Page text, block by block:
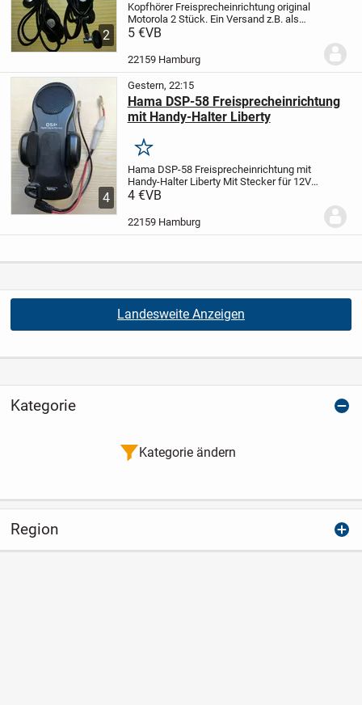
2
Kopfhörer Freisprecheinrichtung original
Motorola 2 Stück. Ein Versand z.B. als
kostengünstiger Brief/Warensendung ist
zahlen!Der Artikel ist...
5 €VB
22159 Hamburg
4
Gestern, 22:15
Hama DSP-58 Freisprecheinrichtung
mit Handy-Halter Liberty
Merken
Hama DSP-58 Freisprecheinrichtung mit
Handy-Halter Liberty Mit Stecker für 12V
Anschluß
freigeben.Für Ausstellungen, als...
4 €VB
22159 Hamburg
Landesweite Anzeigen
Kategorie
Kategorie ändern
Region